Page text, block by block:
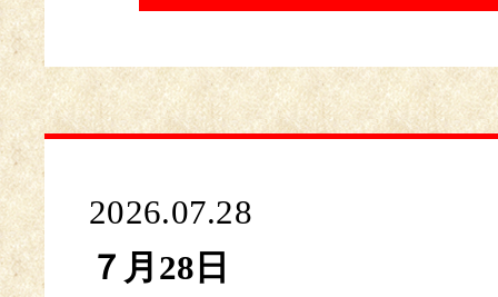
2026.07.28
７月28日